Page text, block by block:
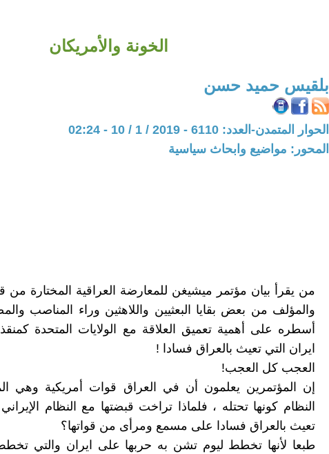
الخونة والأمريكان
بلقيس حميد حسن
الحوار المتمدن-العدد: 6110 - 2019 / 1 / 10 - 02:24
المحور: مواضيع وابحاث سياسية
من يقرأ بيان مؤتمر ميشيغن للمعارضة العراقية المختارة من
والمؤلف من بعض بقايا البعثيين واللاهثين وراء المناصب
أسطره على أهمية تعميق العلاقة مع الولايات المتحدة
ايران التي تعيث بالعراق فسادا !
العجب كل العجب!
إن المؤتمرين يعلمون أن في العراق قوات أمريكية وهي
النظام كونها تحتله ، فلماذا تراخت قبضتها مع النظام
تعيث بالعراق فسادا على مسمع ومرأى من قواتها؟
طبعا لأنها تخطط ليوم تشن به حربها على ايران والتي